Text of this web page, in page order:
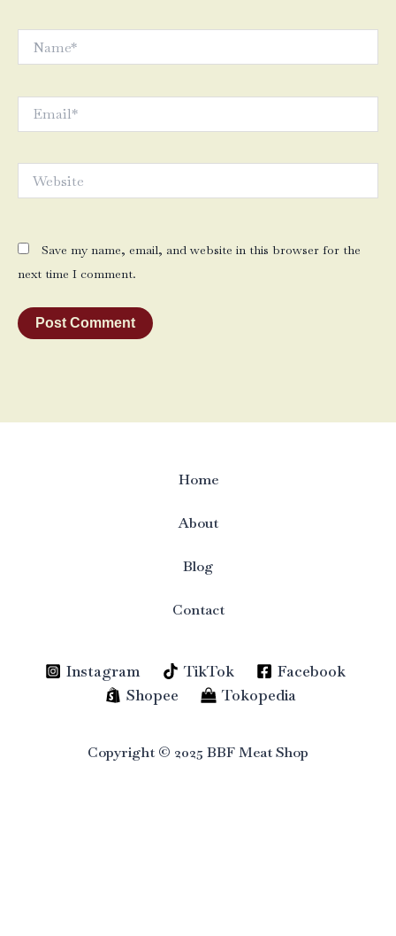
Save my name, email, and website in this browser for the
next time I comment.
Home
About
Blog
Contact
Instagram TikTok
Facebook
Shopee
Tokopedia
Copyright © 2025 BBF Meat Shop